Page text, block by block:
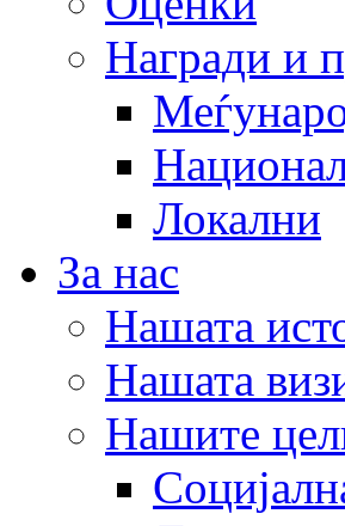
Награди и
Локални
За нас
Нашата
Нашата
Нашите